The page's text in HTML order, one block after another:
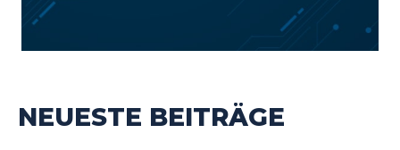
NEUESTE BEITRÄGE